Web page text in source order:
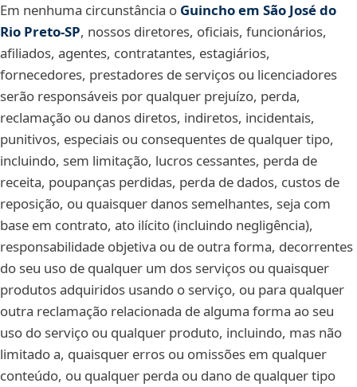
Em nenhuma circunstância o Guincho em São José do
Rio Preto‑SP, nossos diretores, oficiais, funcionários,
afiliados, agentes, contratantes, estagiários,
fornecedores, prestadores de serviços ou licenciadores
serão responsáveis por qualquer prejuízo, perda,
reclamação ou danos diretos, indiretos, incidentais,
punitivos, especiais ou consequentes de qualquer tipo,
incluindo, sem limitação, lucros cessantes, perda de
receita, poupanças perdidas, perda de dados, custos de
reposição, ou quaisquer danos semelhantes, seja com
base em contrato, ato ilícito (incluindo negligência),
responsabilidade objetiva ou de outra forma, decorrentes
do seu uso de qualquer um dos serviços ou quaisquer
produtos adquiridos usando o serviço, ou para qualquer
outra reclamação relacionada de alguma forma ao seu
uso do serviço ou qualquer produto, incluindo, mas não
limitado a, quaisquer erros ou omissões em qualquer
conteúdo, ou qualquer perda ou dano de qualquer tipo